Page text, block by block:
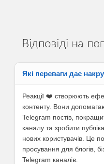
Відповіді на
Які переваги дає
Реакції ❤️ створюють
контенту. Вони
Telegram постів,
каналу та зробити
нових користувачів. Це
просування для блогів,
Telegram каналів.